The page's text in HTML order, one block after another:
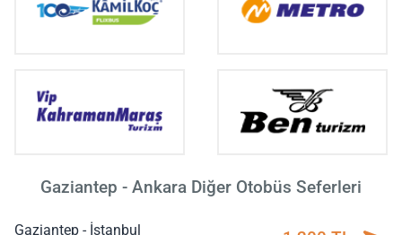
Gaziantep - Ankara Diğer Otobüs Seferleri
Gaziantep - İstanbul